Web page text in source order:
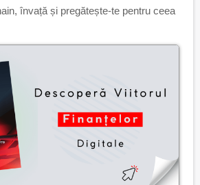
învață și pregătește-te pentru ceea